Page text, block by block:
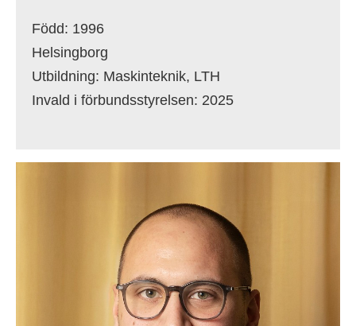
Född: 1996
Helsingborg
Utbildning: Maskinteknik, LTH
Invald i förbundsstyrelsen: 2025